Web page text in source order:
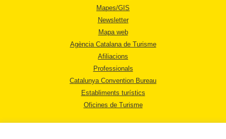
Mapes/GIS
Newsletter
Mapa web
Agència Catalana de Turisme
Afiliacions
Professionals
Catalunya Convention Bureau
Establiments turístics
Oficines de Turisme